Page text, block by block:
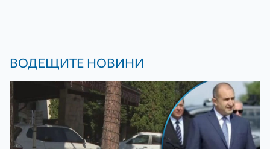
ВОДЕЩИТЕ НОВИНИ